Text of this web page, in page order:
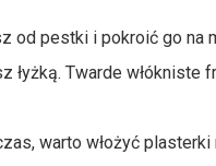
od pestki i pokroić go na
łyżką. Twarde włókniste
warto włożyć plasterki